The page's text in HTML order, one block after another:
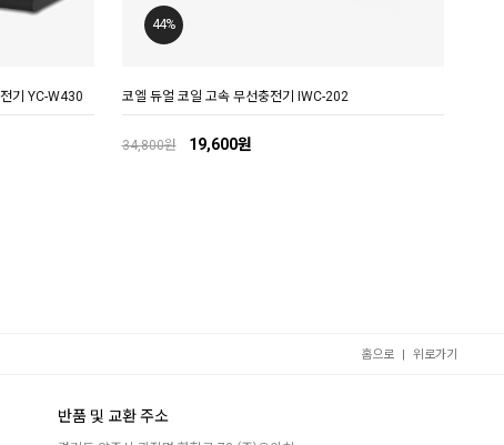
기 YC-W430
44%
코엘 듀얼 코일 고속 무선충전기 IWC-202
34,800원 19,600원
홈으로 | 위로가기
반품 및 교환 주소